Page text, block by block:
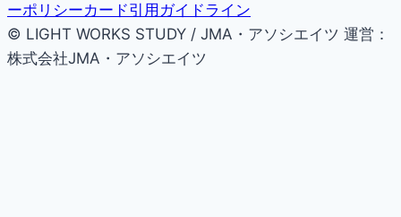
ーポリシーカード引用ガイドライン
© LIGHT WORKS STUDY / JMA・アソシエイツ 運営：
株式会社JMA・アソシエイツ